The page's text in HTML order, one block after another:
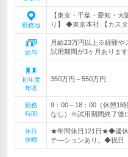
勤務地
【東京・千葉・愛知・
り】 ◆東京本社 【カス
給与
月給23万円以上※経験や
試用期間が3ヶ月ありま
初年度
年収
350万円～550万円
勤務
時間
9：00～18：00（休憩1
なし）※試用期間終了後
休日
休暇
★年間休日121日★◆週
テ―ションあり。◆祝